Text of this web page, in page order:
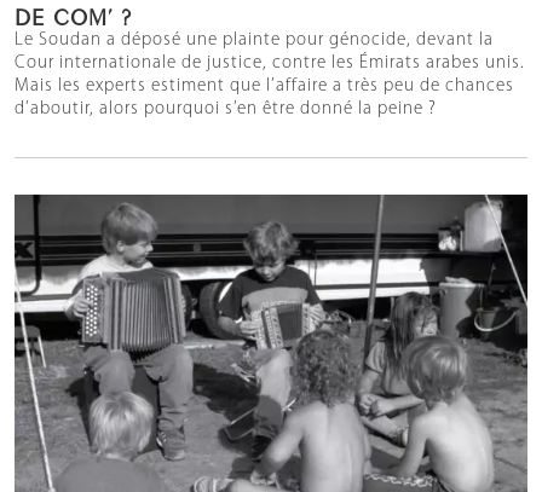
DE COM’ ?
Le Soudan a déposé une plainte pour génocide, devant la
Cour internationale de justice, contre les Émirats arabes unis.
Mais les experts estiment que l’affaire a très peu de chances
d’aboutir, alors pourquoi s’en être donné la peine ?